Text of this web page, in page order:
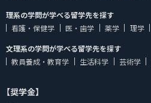
理系の学問が学べる留学先を探す
看護・保健学
医・歯学 薬学 理学
文理系の学問が学べる留学先を探す
教員養成・教育学
生活科学 芸術学
【奨学金】